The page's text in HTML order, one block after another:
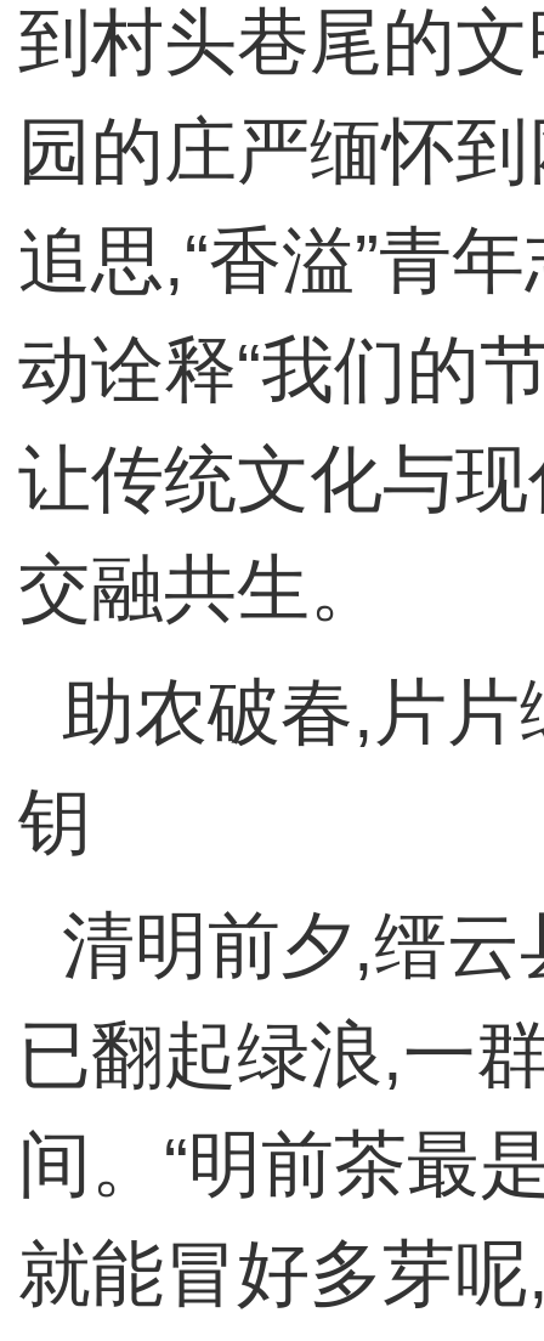
到村头巷尾的
园的庄严缅怀
追思,“香溢”青
动诠释“我们的
让传统文化与
交融共生。
助农破春,片
钥
清明前夕,缙
已翻起绿浪,一
间。“明前茶最
就能冒好多芽